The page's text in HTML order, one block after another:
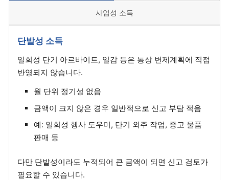
사업성 소득
단발성 소득
일회성 단기 아르바이트, 일감 등은 통상 변제계획에 직접
반영되지 않습니다.
월 단위 정기성 없음
금액이 크지 않은 경우 일반적으로 신고 부담 적음
예: 일회성 행사 도우미, 단기 외주 작업, 중고 물품
판매 등
다만 단발성이라도 누적되어 큰 금액이 되면 신고 검토가
필요할 수 있습니다.